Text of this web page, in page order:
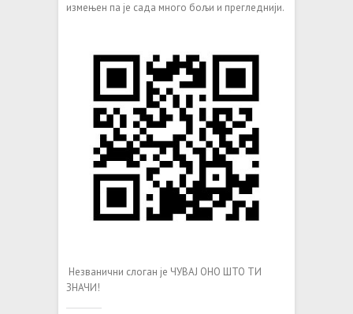
измењен па је сада много бољи и прегледнији.
Незванични слоган је ЧУВАЈ ОНО ШТО ТИ
ЗНАЧИ!